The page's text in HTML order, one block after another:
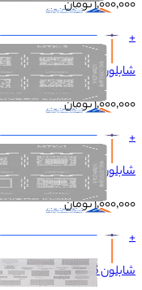
۱٬۰۰۰٬۰۰۰تومان
+
شابلون LUOWEI MTK-2 CPU
۱٬۰۰۰٬۰۰۰تومان
+
شابلون LUOWEI MTK-1 CPU
۱٬۰۰۰٬۰۰۰تومان
+
شابلون KAISI UNIVERSAL 55